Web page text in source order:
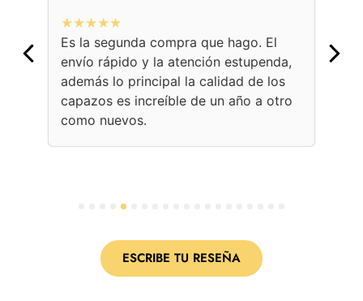
★★★★★
Es la segunda compra que hago. El
envío rápido y la atención estupenda,
además lo principal la calidad de los
capazos es increíble de un año a otro
como nuevos.
9
ESCRIBE TU RESEÑA